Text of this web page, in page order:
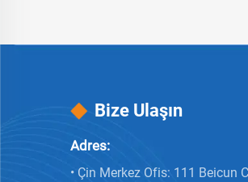
Bize Ulaşın
Adres:
• Çin Merkez Ofis: 111 Beicun